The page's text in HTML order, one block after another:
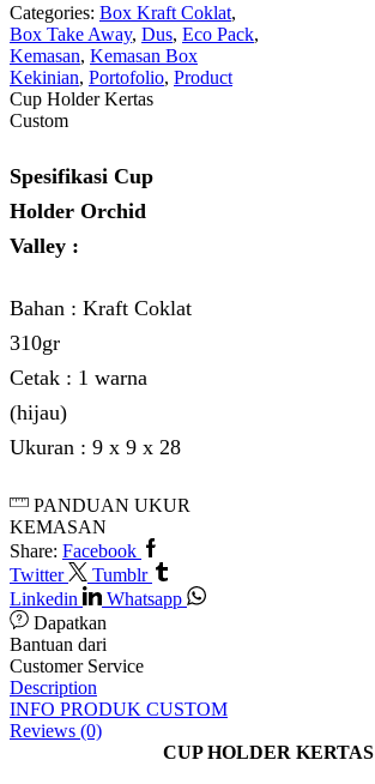
Categories: Box Kraft Coklat,
Box Take Away, Dus, Eco Pack,
Kemasan, Kemasan Box
Kekinian, Portofolio, Product
Cup Holder Kertas
Custom
Spesifikasi Cup
Holder Orchid
Valley :
Bahan : Kraft Coklat
310gr
Cetak : 1 warna
(hijau)
Ukuran : 9 x 9 x 28
PANDUAN UKUR
KEMASAN
Share: Facebook
Twitter
Tumblr
Linkedin
Whatsapp
Dapatkan
Bantuan dari
Customer Service
Description
INFO PRODUK CUSTOM
Reviews (0)
CUP HOLDER KERTAS